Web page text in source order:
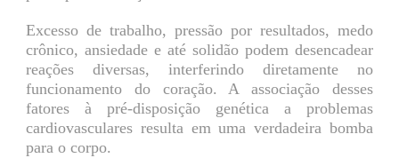
Excesso de trabalho, pressão por resultados, medo
crônico, ansiedade e até solidão podem desencadear
reações diversas, interferindo diretamente no
funcionamento do coração. A associação desses
fatores à pré-disposição genética a problemas
cardiovasculares resulta em uma verdadeira bomba
para o corpo.